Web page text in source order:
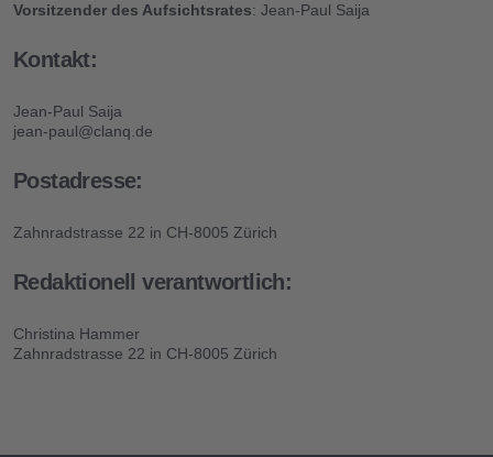
Clanq Kids Banking
Sparen im Familienclan
Tresor für die Zukunft
Sicherheit
Empfehlungs-Programm
Vorsitzender des Aufsichtsrates: Jean-Paul Saija
Kontakt:
Jean-Paul Saija
jean-paul@clanq.de
Postadresse:
Zahnradstrasse 22 in CH-8005 Zürich
Redaktionell verantwortlich:
Christina Hammer
Zahnradstrasse 22 in CH-8005 Zürich